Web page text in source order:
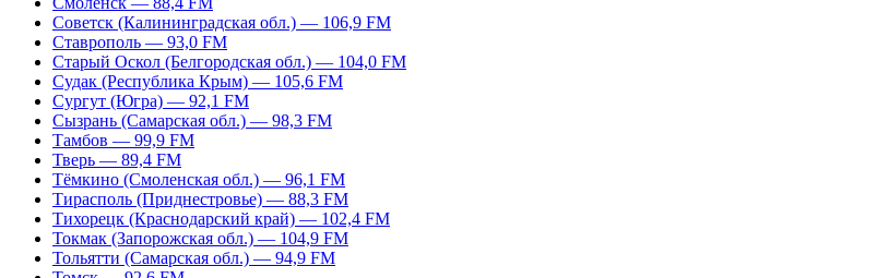
Советск (Калининградская обл.) — 106,9 FM
Ставрополь — 93,0 FM
Старый Оскол (Белгородская обл.) — 104,0 FM
Судак (Республика Крым) — 105,6 FM
Сургут (Югра) — 92,1 FM
Сызрань (Самарская обл.) — 98,3 FM
Тамбов — 99,9 FM
Тверь — 89,4 FM
Тёмкино (Смоленская обл.) — 96,1 FM
Тирасполь (Приднестровье) — 88,3 FM
Тихорецк (Краснодарский край) — 102,4 FM
Токмак (Запорожская обл.) — 104,9 FM
Тольятти (Самарская обл.) — 94,9 FM